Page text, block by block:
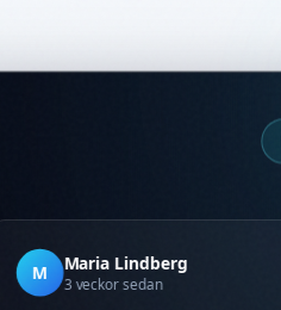
M Maria Lindberg
3 veckor sedan